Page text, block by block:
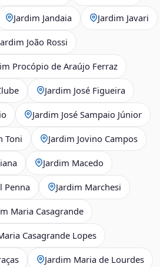
Jardim Jandaia Jardim Javari
João Rossi
Procópio de Araújo Ferraz
Jardim José Figueira
Jardim José Sampaio Júnior
Toni Jardim Jovino Campos
Jardim Macedo
Penna Jardim Marchesi
Maria Casagrande
Casagrande Lopes
Jardim Maria de Lourdes